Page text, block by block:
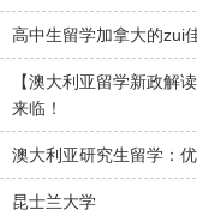
高中生留学加拿大的zui
【澳大利亚留学新政解
来临！
澳大利亚研究生留学：
昆士兰大学